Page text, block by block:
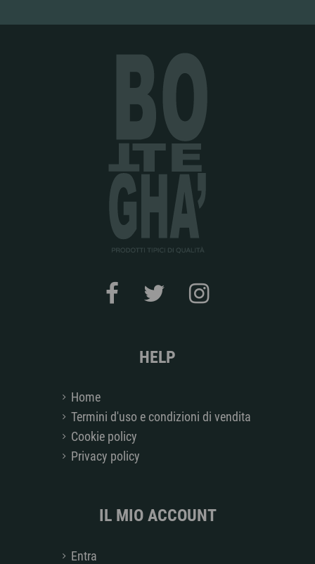
HELP
Home
Termini d'uso e condizioni di vendita
Cookie policy
Privacy policy
IL MIO ACCOUNT
Entra